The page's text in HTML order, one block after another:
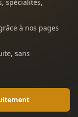
spécialités,
à nos pages
sans